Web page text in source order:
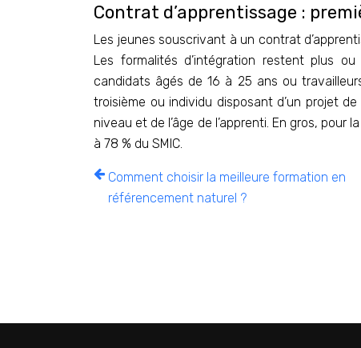
Contrat d’apprentissage :
Les jeunes souscrivant à un contrat
Les formalités d’intégration restent plus
candidats âgés de 16 à 25 ans ou
troisième ou individu disposant d’un projet
niveau et de l’âge de l’apprenti. En gros,
à 78 % du SMIC.
Comment choisir la meilleure formation en
référencement naturel ?